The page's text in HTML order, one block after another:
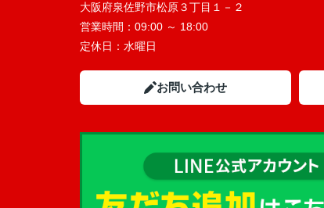
大阪府泉佐野市松原３丁目１－２
営業時間： 09:00 ～ 18:00
定休日： 水曜日
お問い合わせ